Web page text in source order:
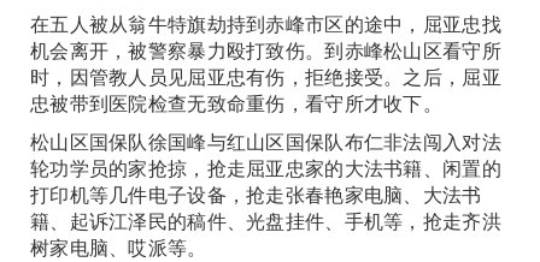
在五人被从翁牛特旗劫持到赤峰市区的途中，屈亚忠找
机会离开，被警察暴力殴打致伤。到赤峰松山区看守所
时，因管教人员见屈亚忠有伤，拒绝接受。之后，屈亚
忠被带到医院检查无致命重伤，看守所才收下。
松山区国保队徐国峰与红山区国保队布仁非法闯入对法
轮功学员的家抢掠，抢走屈亚忠家的大法书籍、闲置的
打印机等几件电子设备，抢走张春艳家电脑、大法书
籍、起诉江泽民的稿件、光盘挂件、手机等，抢走齐洪
树家电脑、哎派等。